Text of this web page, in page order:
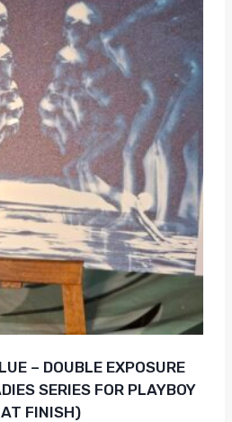
– DOUBLE EXPOSURE
SERIES FOR PLAYBOY
FINISH)